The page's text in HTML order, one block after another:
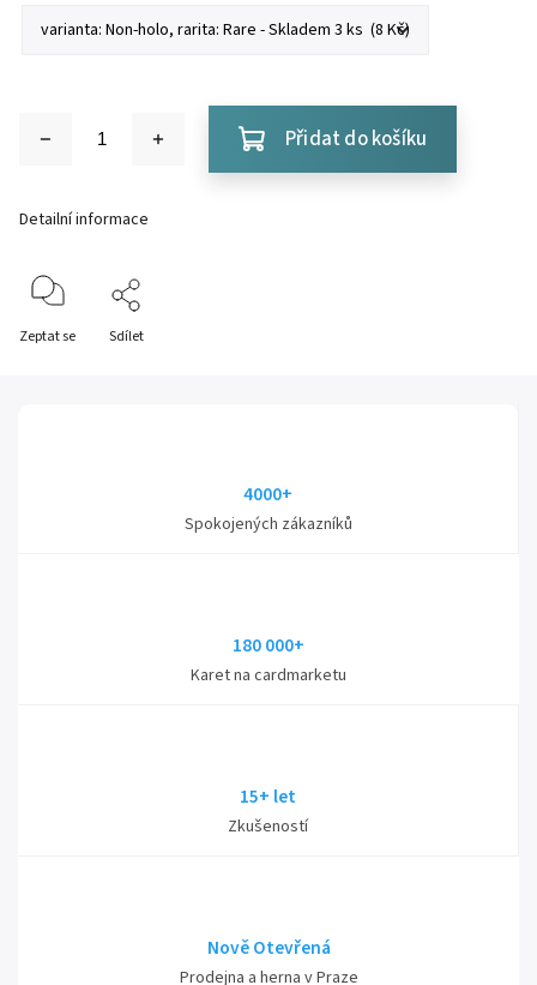
Přidat do košíku
Detailní informace
Zeptat se Sdílet
4000+
Spokojených zákazníků
180 000+
Karet na cardmarketu
15+ let
Zkušeností
Nově Otevřená
Prodejna a herna v Praze